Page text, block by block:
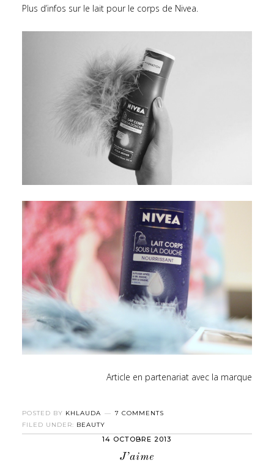
Plus d’infos sur le lait pour le corps de Nivea.
Article en partenariat avec la marque
POSTED BY KHLAUDA
7 COMMENTS
FILED UNDER: BEAUTY
14 OCTOBRE 2013
J’aime